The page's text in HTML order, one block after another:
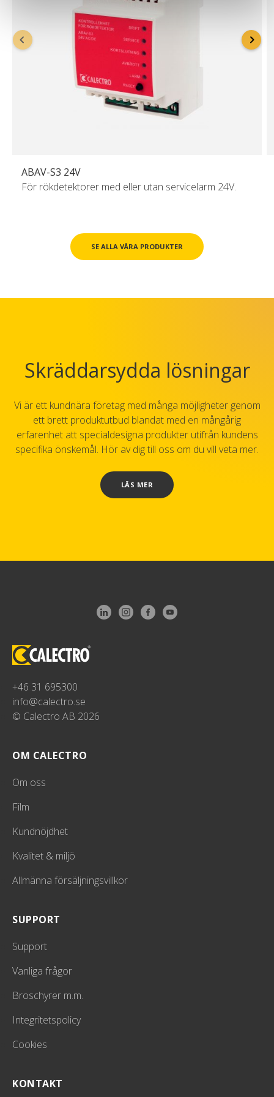
ABAV-S3 24V
För rökdetektorer med eller utan servicelarm 24V.
SE ALLA VÅRA PRODUKTER
Skräddarsydda lösningar
Vi är ett kundnära företag med många möjligheter genom
ett brett produktutbud blandat med en mångårig
erfarenhet att specialdesigna produkter utifrån kundens
specifika önskemål. Hör av dig till oss om du vill veta mer.
LÄS MER
+46 31 695300
info@calectro.se
© Calectro AB 2026
OM CALECTRO
Om oss
Film
Kundnöjdhet
Kvalitet & miljö
Allmänna försäljningsvillkor
SUPPORT
Support
Vanliga frågor
Broschyrer m.m.
Integritetspolicy
Cookies
KONTAKT